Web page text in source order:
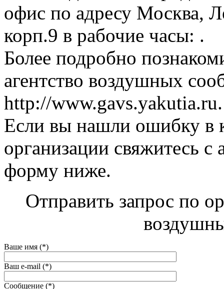
офис по адресу Москва,
корп.9 в рабочие часы: .
Более подробно
агентство воздушных
http://www.gavs.yakutia.ru.
Если вы нашли ошибку в
организации свяжитесь
форму ниже.
Отправить запрос по
Ваше имя (*)
Ваш e-mail (*)
Сообщение (*)